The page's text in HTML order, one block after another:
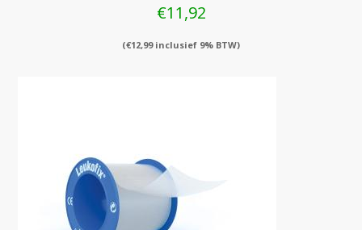
€11,92
(€12,99inclusief 9% BTW)